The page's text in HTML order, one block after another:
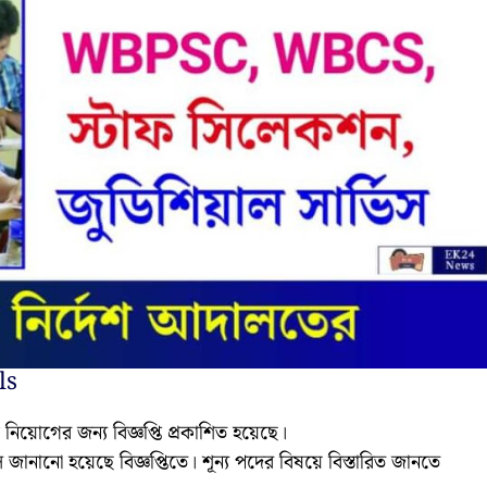
নিয়োগের জন্য বিজ্ঞপ্তি প্রকাশিত হয়েছে।
হয়েছে বিজ্ঞপ্তিতে। শূন্য পদের বিষয়ে বিস্তারিত জানতে